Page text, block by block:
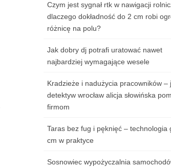
Czym jest sygnał rtk w nawigacji
dlaczego dokładność do 2 cm robi
różnicę na polu?
Jak dobry dj potrafi uratować nawet
najbardziej wymagające wesele
Kradzieże i nadużycia pracowników –
detektyw wrocław alicja słowińska
firmom
Taras bez fug i pęknięć – technologia
cm w praktyce
Sosnowiec wypożyczalnia